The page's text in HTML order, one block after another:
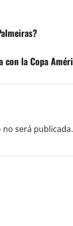
la Copa
será publicada.